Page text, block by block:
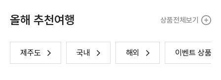
올해 추천여행 상품전체보기
제주도 국내 해외 이벤트 상품